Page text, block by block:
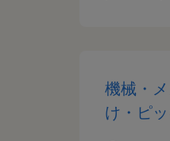
機械・
け・ピ